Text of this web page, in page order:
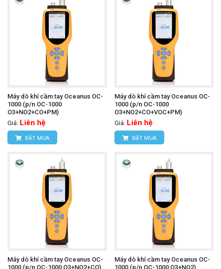
Máy dò khí cầm tay Oceanus OC-
1000 (p/n OC-1000
O3+NO2+CO+PM)
Giá: Liên hệ
ĐẶT MUA
Máy dò khí cầm tay Oceanus OC-
1000 (p/n OC-1000
O3+NO2+CO+VOC+PM)
Giá: Liên hệ
ĐẶT MUA
Máy dò khí cầm tay Oceanus OC-
1000 (p/n OC-1000 O3+NO2+CO)
Máy dò khí cầm tay Oceanus OC-
1000 (p/n OC-1000 O3+NO2)